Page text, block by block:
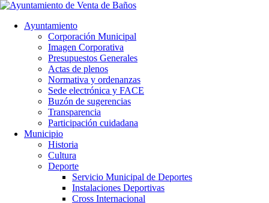
Ayuntamiento
Corporación Municipal
Imagen Corporativa
Presupuestos Generales
Actas de plenos
Normativa y ordenanzas
Sede electrónica y FACE
Buzón de sugerencias
Transparencia
Participación cuidadana
Municipio
Historia
Cultura
Deporte
Servicio Municipal de Deportes
Instalaciones Deportivas
Cross Internacional